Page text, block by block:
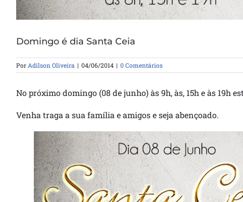
Domingo é dia Santa Ceia
Por Adilson Oliveira | 04/06/2014 | 0 Comentários
No próximo domingo (08 de junho) às 9h, às, 15h e às 19h
Venha traga a sua família e amigos e seja abençoado.